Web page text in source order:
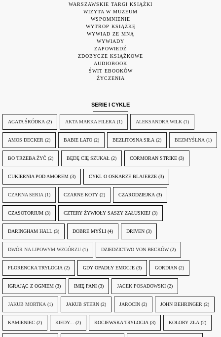
WARSZAWSKIE TARGI KSIĄŻKI
WIZYTA W MUZEUM
WSPOMNIENIE
WYTROP KSIĄŻKĘ
WYWIAD ZE MNĄ
WYWIADY
ZAPOWIEDŹ
ZDOBYCZE KSIĄŻKOWE
AUDIOBOOK
ŚWIT EBOOKÓW
ŻYCZENIA
SERIE I CYKLE
AGATA ŚRÓDKA (2) AKTA MARKA FILERA (1) ALEKSANDRA WILK (1)
AMOS DECKER (2) BABIE LATO (2) BEZLITOSNA SIŁA (2) BEZMYŚLNA (1)
BO TRZEBA ŻYĆ (2) BĘDĘ CIĘ SZUKAŁ (2) CORMORAN STRIKE (3)
CUKIERNIA POD AMOREM (3) CYKL O OSKARZE BLAJERZE (3)
CZARNA SERIA (1) CZARNE KOTY (2) CZARODZIEJKA (3)
CZASOTORIUM (3) CZTERY ŻYWIOŁY SASZY ZAŁUSKIEJ (3)
DARINGHAM HALL (3) DOBRE MYŚLI (4) DRIVEN (3)
DWÓR NA LIPOWYM WZGÓRZU (1) DZIEDZICTWO VON BECKÓW (2)
FLORENCKA TRYLOGIA (2) GDY OPADŁY EMOCJE (3) GORDIAN (2)
IGRAJĄC Z OGNIEM (3) IMIĘ PANI (3) JACEK POSADOWSKI (2)
JAKUB MORTKA (1) JAKUB STERN (2) JAROCIN (2) JOHN BEHRINGER (2)
KAMIENIEC (2) KIEDY... (2) KOCIEWSKA TRYLOGIA (3) KOLORY ZŁA (2)